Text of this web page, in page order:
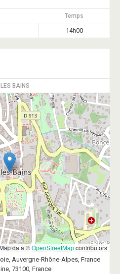
Temps
14h00
BAINS
data ©OpenStreetMapcontributors
Auvergne-Rhône-Alpes, France
73100, France